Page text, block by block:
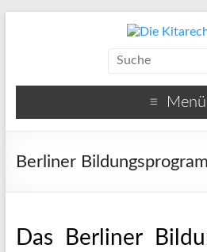
Menü
Berliner
Das Berliner